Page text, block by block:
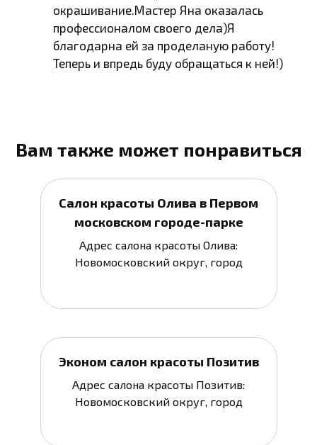
окрашивание.Мастер Яна оказалась
профессионалом своего дела)Я
благодарна ей за проделаную работу!
Теперь и впредь буду обращаться к ней!)
Вам также может понравиться
Салон красоты Олива в Первом
московском городе-парке
Адрес салона красоты Олива:
Новомосковский округ, город
Эконом салон красоты Позитив
Адрес салона красоты Позитив:
Новомосковский округ, город